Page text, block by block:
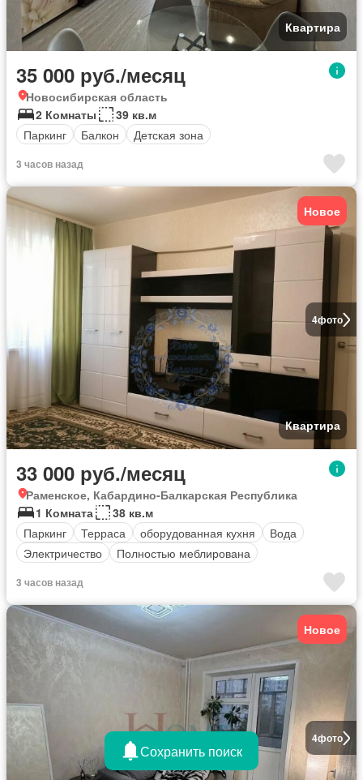
Квартира
35 000 руб./месяц
Новосибирская область
2 Комнаты
39 кв.м
Паркинг
Балкон Детская зона
3 часов назад
4фото
Новое
Квартира
33 000 руб./месяц
Раменское, Кабардино-Балкарская Республика
1 Комната
38 кв.м
Паркинг
Терраса оборудованная кухня
Вода
Электричество
Полностью меблирована
3 часов назад
4фото
Новое
Сохранить поиск